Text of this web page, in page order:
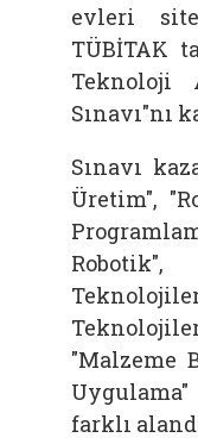
evleri
TÜBİTAK
Teknoloji
Sınavı"nı
Sınavı
Üretim",
"Malzeme
Uygulama"
farklı